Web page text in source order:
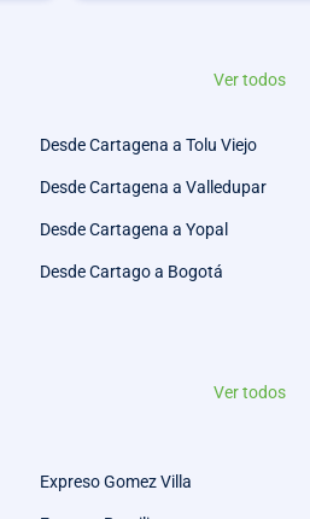
Ver todos
Desde Cartagena a Tolu Viejo
Desde Cartagena a Valledupar
Desde Cartagena a Yopal
Desde Cartago a Bogotá
Ver todos
Expreso Gomez Villa